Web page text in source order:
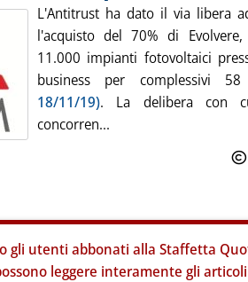
L'Antitrust ha dato il via libera
l'acquisto del 70% di Evolvere,
11.000 impianti fotovoltaici
business per complessivi
18/11/19). La delibera con
concorren...
gli utenti abbonati alla Staffetta
leggere interamente gli